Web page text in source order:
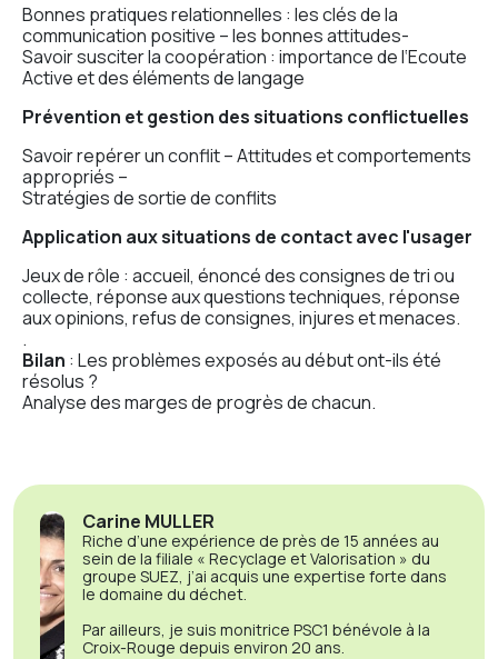
Bonnes pratiques relationnelles : les clés de la
communication positive – les bonnes attitudes-
Savoir susciter la coopération : importance de l‘Ecoute
Active et des éléments de langage
Prévention et gestion des situations conflictuelles
Savoir repérer un conflit – Attitudes et comportements
appropriés –
Stratégies de sortie de conflits
Application aux situations de contact avec l'usager
Jeux de rôle : accueil, énoncé des consignes de tri ou
collecte, réponse aux questions techniques, réponse
aux opinions, refus de consignes, injures et menaces.
.
Bilan : Les problèmes exposés au début ont-ils été
résolus ?
Analyse des marges de progrès de chacun.
Carine MULLER
Riche d’une expérience de près de 15 années au
sein de la filiale « Recyclage et Valorisation » du
groupe SUEZ, j’ai acquis une expertise forte dans
le domaine du déchet.
Par ailleurs, je suis monitrice PSC1 bénévole à la
Croix-Rouge depuis environ 20 ans.